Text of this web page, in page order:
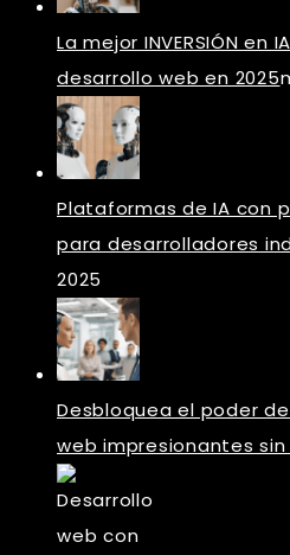
La mejor INVERSIÓN
desarrollo web en 2025
Plataformas de IA con
para desarrolladores
2025
Desbloquea el poder
web impresionantes